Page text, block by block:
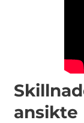
ansikte